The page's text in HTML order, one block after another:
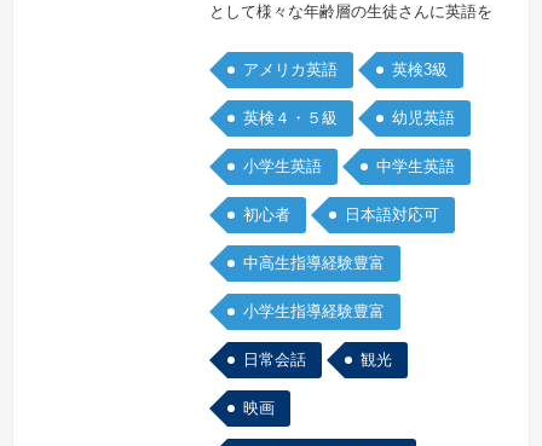
として様々な年齢層の生徒さんに英語を
を対象に指導をすることを得意としてお
ります。英語学習のしかたに関してアド
バイスをすることも可能ですのでぜひご
相談ください。
続きを見る »
アメリカ英語 英検3級
英検４・５級 幼児英語
小学生英語 中学生英語
初心者 日本語対応可
中高生指導経験豊富
小学生指導経験豊富
日常会話 観光
映画